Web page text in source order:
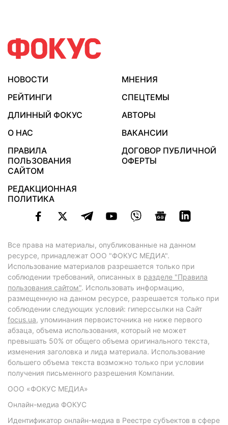
НОВОСТИ
МНЕНИЯ
РЕЙТИНГИ
СПЕЦТЕМЫ
ДЛИННЫЙ ФОКУС
АВТОРЫ
О НАС
ВАКАНСИИ
ПРАВИЛА
ПОЛЬЗОВАНИЯ
САЙТОМ
ДОГОВОР ПУБЛИЧНОЙ
ОФЕРТЫ
РЕДАКЦИОННАЯ
ПОЛИТИКА
Все права на материалы, опубликованные на данном
ресурсе, принадлежат ООО "ФОКУС МЕДИА".
Использование материалов разрешается только при
соблюдении требований, описанных в разделе "Правила
пользования сайтом". Использовать информацию,
размещенную на данном ресурсе, разрешается только при
соблюдении следующих условий: гиперссылки на Сайт
focus.ua, упоминания первоисточника не ниже первого
абзаца, объема использования, который не может
превышать 50% от общего объема оригинального текста,
изменения заголовка и лида материала. Использование
большего объема текста возможно только при условии
получения письменного разрешения Компании.
ООО «ФОКУС МЕДИА»
Онлайн-медиа ФОКУС
Идентификатор онлайн-медиа в Реестре субъектов в сфере